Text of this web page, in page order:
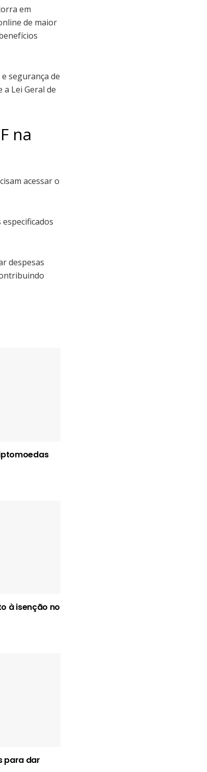
em
de maior
segurança de
Lei Geral de
na
acessar o
despesas
à isenção no
para dar